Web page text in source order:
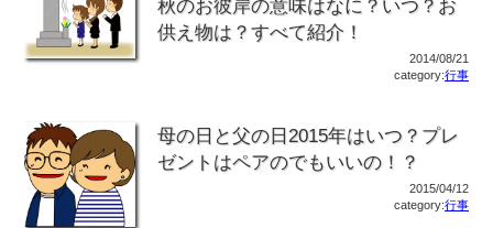
秋のお彼岸の意味はなに？いつ？お
供え物は？すべて紹介！
2014/08/21
category:行事
母の日と父の日2015年はいつ？プレ
ゼントはペアのでもいいの！？
2015/04/12
category:行事